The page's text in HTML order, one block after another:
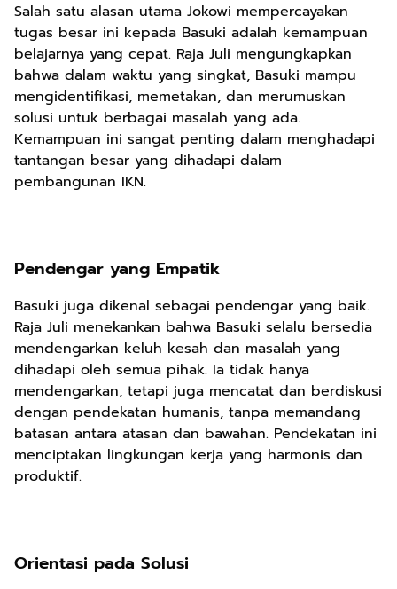
Salah satu alasan utama Jokowi mempercayakan
tugas besar ini kepada Basuki adalah kemampuan
belajarnya yang cepat. Raja Juli mengungkapkan
bahwa dalam waktu yang singkat, Basuki mampu
mengidentifikasi, memetakan, dan merumuskan
solusi untuk berbagai masalah yang ada.
Kemampuan ini sangat penting dalam menghadapi
tantangan besar yang dihadapi dalam
pembangunan IKN.
Pendengar yang Empatik
Basuki juga dikenal sebagai pendengar yang baik.
Raja Juli menekankan bahwa Basuki selalu bersedia
mendengarkan keluh kesah dan masalah yang
dihadapi oleh semua pihak. Ia tidak hanya
mendengarkan, tetapi juga mencatat dan berdiskusi
dengan pendekatan humanis, tanpa memandang
batasan antara atasan dan bawahan. Pendekatan ini
menciptakan lingkungan kerja yang harmonis dan
produktif.
Orientasi pada Solusi